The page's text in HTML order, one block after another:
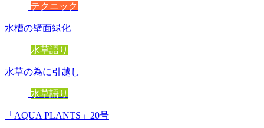
テクニック
水槽の壁面緑化
水草語り
水草の為に引越し
水草語り
「AQUA PLANTS」20号